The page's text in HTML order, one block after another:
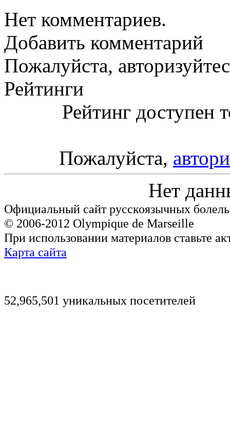
Нет комментариев.
Добавить комментарий
Пожалуйста,
Рейтинги
Рейтинг доступен
Пожалуйста,
Нет
Официальный сайт русскоязычных
© 2006-2012 Olympique de Marseille
При использовании материалов ставьте
Карта сайта
52,965,501 уникальных посетителей